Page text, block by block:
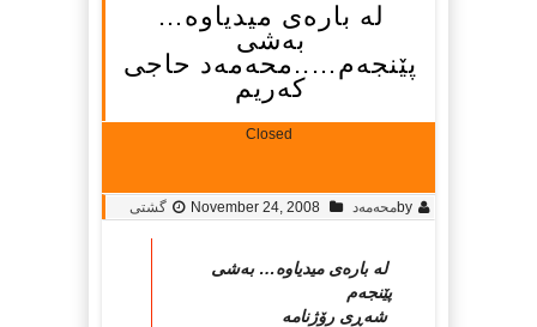
له‌ باره‌ى میدیاوه‌…
به‌شی
پێنجه‌م…..محه‌مه‌د حاجى
كه‌ریم
Closed
byمحه‌مه‌د November 24, 2008 گشتی
له‌ باره‌ى میدیاوه‌… به‌شی
پێنجه‌م
شه‌ڕى رۆژنامه‌